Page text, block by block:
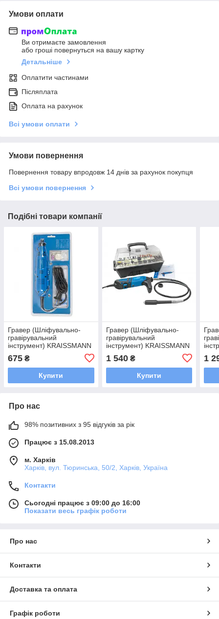
Умови оплати
Ви отримаєте замовлення
або гроші повернуться на вашу картку
Детальніше
Оплатити частинами
Післяплата
Оплата на рахунок
Всі умови оплати
Умови повернення
Повернення товару впродовж 14 днів за рахунок покупця
Всі умови повернення
Подібні товари компанії
Гравер (Шліфувально-
гравірувальний
інструмент) KRAISSMANN
675 ₴
Купити
Гравер (Шліфувально-
гравірувальний
інструмент) KRAISSMANN
1 540₴
Купити
1
Про нас
98% позитивних з 95 відгуків за рік
Працює з 15.08.2013
м. Харків
Харків, вул. Тюринська, 50/2, Харків, Україна
Контакти
Сьогодні працює з 09:00 до 16:00
Показати весь графік роботи
Про нас
Контакти
Доставка та оплата
Графік роботи